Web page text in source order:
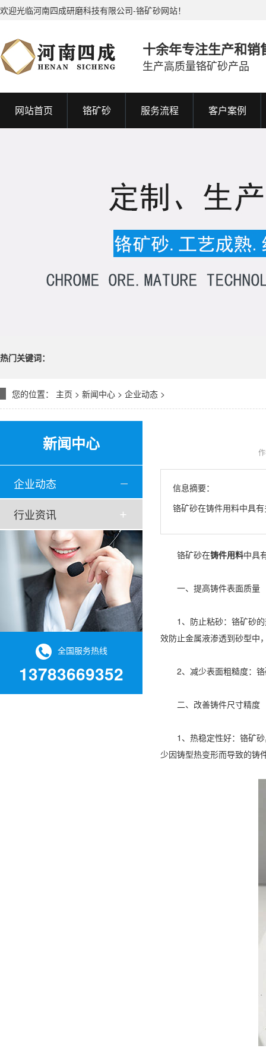
欢迎光临河南四成研磨科技有限公司-铬矿砂网站！
十余年专注生产和销
生产高质量铬矿砂产品
网站首页 铬矿砂 服务流程 客户案例
热门关键词：
您的位置： 主页 > 新闻中心 > 企业动态 >
新闻中心
企业动态
行业资讯
全国服务热线
13783669352
信息摘要：
铬矿砂在铸件用料中具
铬矿砂在铸件用料中具
一、提高铸件表面质量
1、防止粘砂：铬矿砂的
效防止金属液渗透到砂型中
2、减少表面粗糙度：铬
二、改善铸件尺寸精度
1、热稳定性好：铬矿砂
少因铸型热变形而导致的铸